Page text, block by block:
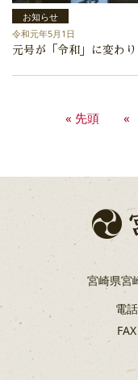
お知らせ
令和元年5月1日
元号が「令和」に変わ
« 先頭 «
宮崎県宮
電話
FAX